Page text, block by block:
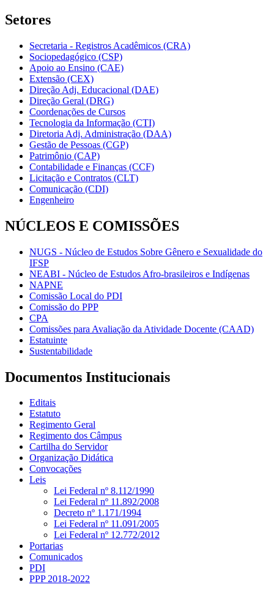
Setores
Secretaria - Registros Acadêmicos (CRA)
Sociopedagógico (CSP)
Apoio ao Ensino (CAE)
Extensão (CEX)
Direção Adj. Educacional (DAE)
Direção Geral (DRG)
Coordenações de Cursos
Tecnologia da Informação (CTI)
Diretoria Adj. Administração (DAA)
Gestão de Pessoas (CGP)
Patrimônio (CAP)
Contabilidade e Finanças (CCF)
Licitação e Contratos (CLT)
Comunicação (CDI)
Engenheiro
NÚCLEOS E COMISSÕES
NUGS - Núcleo de Estudos Sobre Gênero e Sexualidade do
IFSP
NEABI - Núcleo de Estudos Afro-brasileiros e Indígenas
NAPNE
Comissão Local do PDI
Comissão do PPP
CPA
Comissões para Avaliação da Atividade Docente (CAAD)
Estatuinte
Sustentabilidade
Documentos Institucionais
Editais
Estatuto
Regimento Geral
Regimento dos Câmpus
Cartilha do Servidor
Organização Didática
Convocações
Leis
Lei Federal nº 8.112/1990
Lei Federal nº 11.892/2008
Decreto nº 1.171/1994
Lei Federal nº 11.091/2005
Lei Federal nº 12.772/2012
Portarias
Comunicados
PDI
PPP 2018-2022